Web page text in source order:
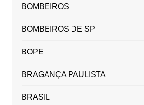
BOMBEIROS
BOMBEIROS DE SP
BOPE
BRAGANÇA PAULISTA
BRASIL